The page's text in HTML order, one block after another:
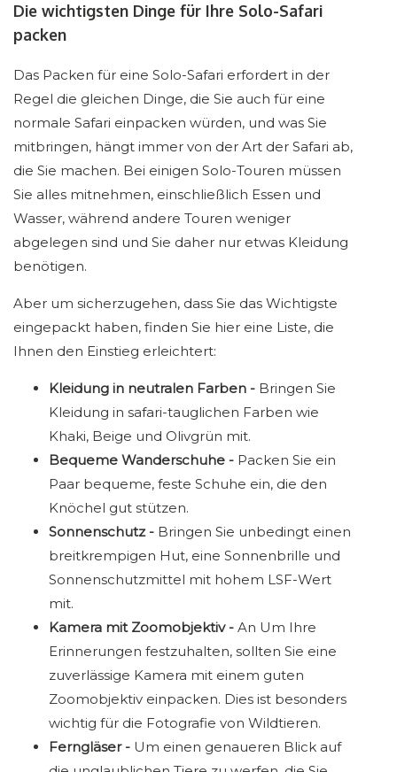
Die wichtigsten Dinge für Ihre Solo-Safari
packen
Das Packen für eine Solo-Safari erfordert in der
Regel die gleichen Dinge, die Sie auch für eine
normale Safari einpacken würden, und was Sie
mitbringen, hängt immer von der Art der Safari ab,
die Sie machen. Bei einigen Solo-Touren müssen
Sie alles mitnehmen, einschließlich Essen und
Wasser, während andere Touren weniger
abgelegen sind und Sie daher nur etwas Kleidung
benötigen.
Aber um sicherzugehen, dass Sie das Wichtigste
eingepackt haben, finden Sie hier eine Liste, die
Ihnen den Einstieg erleichtert:
Kleidung in neutralen Farben - Bringen Sie
Kleidung in safari-tauglichen Farben wie
Khaki, Beige und Olivgrün mit.
Bequeme Wanderschuhe - Packen Sie ein
Paar bequeme, feste Schuhe ein, die den
Knöchel gut stützen.
Sonnenschutz - Bringen Sie unbedingt einen
breitkrempigen Hut, eine Sonnenbrille und
Sonnenschutzmittel mit hohem LSF-Wert
mit.
Kamera mit Zoomobjektiv - An Um Ihre
Erinnerungen festzuhalten, sollten Sie eine
zuverlässige Kamera mit einem guten
Zoomobjektiv einpacken. Dies ist besonders
wichtig für die Fotografie von Wildtieren.
Ferngläser - Um einen genaueren Blick auf